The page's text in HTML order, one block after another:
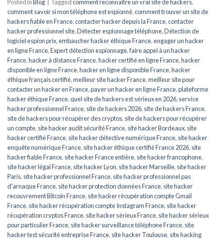
Posted inBlog Taggedcomment reconnaître un vrai site de hackers,
comment savoir si mon téléphone est espionné,comment trouver un site de
hackers fiable en France,contacter hacker depuis la France,contacter
hacker professionnel site,Détecter espionnage téléphone,Détection de
logiciel espion prix,embaucher hacker éthique France,engager un hacker
en ligne France,Expert détection espionnage,faire appel à un hacker
France,hacker à distance France,hacker certifié en ligne France,hacker
disponible en ligne France,hacker en ligne disponible France,hacker
éthique français certifié,meilleur site hacker France,meilleur site pour
contacter un hacker en France,payer un hacker en ligne France,plateforme
hacker éthique France,quel site de hackers est sérieux en 2026, service
hacker professionnel France, site de hackers 2026, site de hackers France,
site de hackers pour récupérer des cryptos, site de hackers pour récupérer
un compte, site hacker audit sécurité France, site hacker Bordeaux, site
hacker certifié France, site hacker détective numérique France, site hacker
enquête numérique France, site hacker éthique certifié France 2026, site
hacker fiable France, site hacker France entière, site hacker francophone,
site hacker légal France, site hacker Lyon, site hacker Marseille, site hacker
Paris, site hacker professionnel France, site hacker professionnel pas
d'arnaque France, site hacker protection données France, site hacker
recouvrement Bitcoin France, site hacker récupération compte Gmail
France, site hacker récupération compte Instagram France, site hacker
récupération cryptos France, site hacker sérieux France, site hacker sérieux
pour particulier France, site hacker surveillance téléphone France, site
hacker test sécurité entreprise France, site hacker Toulouse, site hacking